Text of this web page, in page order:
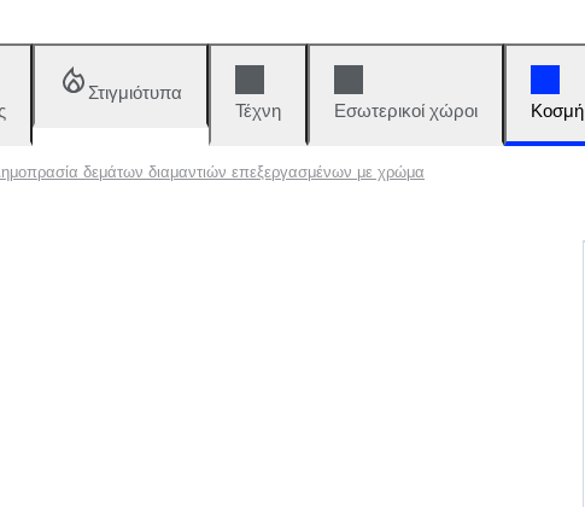
Στιγμιότυπα
Τέχνη
Εσωτερικοί χώροι
δεμάτων διαμαντιών επεξεργασμένων με χρώμα